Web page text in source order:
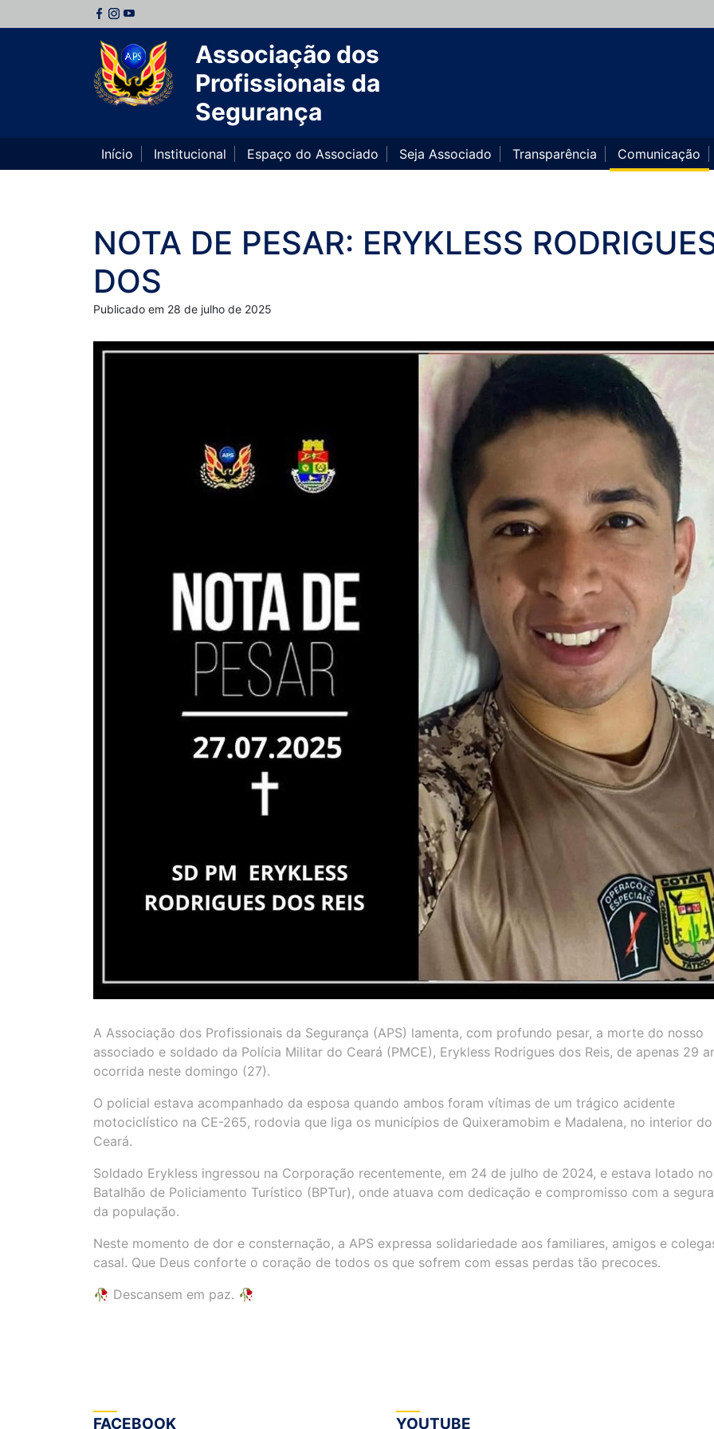
Associação dos
Profissionais da
Segurança
Início Institucional Espaço do Associado Seja Associado Transparência Comunicação
NOTA DE PESAR: ERYKLESS
DOS
Publicado em 28 de julho de 2025
A Associação dos Profissionais da Segurança (APS) lamenta, com profundo pesar, a morte do nosso
associado e soldado da Polícia Militar do Ceará (PMCE), Erykless Rodrigues dos Reis, de apenas 29
ocorrida neste domingo (27).
O policial estava acompanhado da esposa quando ambos foram vítimas de um trágico acidente
motociclístico na CE-265, rodovia que liga os municípios de Quixeramobim e Madalena, no interior do
Ceará.
Soldado Erykless ingressou na Corporação recentemente, em 24 de julho de 2024, e estava lotado no
Batalhão de Policiamento Turístico (BPTur), onde atuava com dedicação e compromisso com a
da população.
Neste momento de dor e consternação, a APS expressa solidariedade aos familiares, amigos e
casal. Que Deus conforte o coração de todos os que sofrem com essas perdas tão precoces.
🥀 Descansem em paz. 🥀
FACEBOOK YOUTUBE